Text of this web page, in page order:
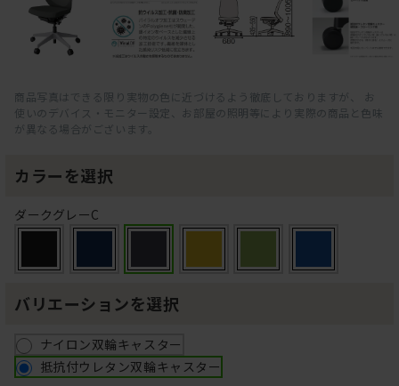
商品写真はできる限り実物の色に近づけるよう徹底しておりますが、 お
使いのデバイス・モニター設定、お部屋の照明等により実際の商品と色味
が異なる場合がございます。
カラーを選択
ダークグレーC
バリエーションを選択
ナイロン双輪キャスター
抵抗付ウレタン双輪キャスター